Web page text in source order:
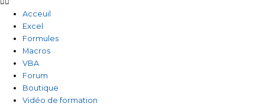
Acceuil
Excel
Formules
Macros
VBA
Forum
Boutique
Vidéo de formation